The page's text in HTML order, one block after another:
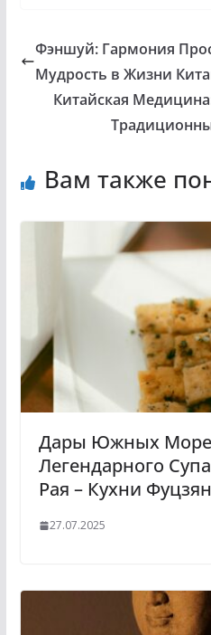
Фэншуй: Гармония
Мудрость в Жизни
Китайская
Вам также
Дары Южных
Легендарного
Рая – Кухни
27.07.2025